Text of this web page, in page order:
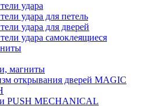
удара
удара для петель
удара для дверей
удара самоклеящиеся
магниты
открывания дверей MAGIC
PUSH MECHANICAL